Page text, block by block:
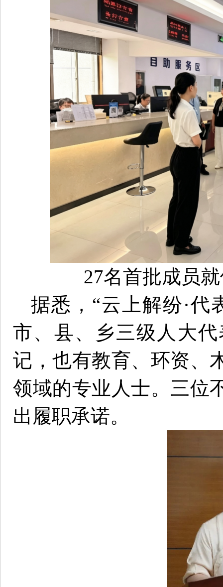
27名首批成员
据悉，“云上解纷·代
市、县、乡三级人大
记，也有教育、环资、
领域的专业人士。三位
出履职承诺。